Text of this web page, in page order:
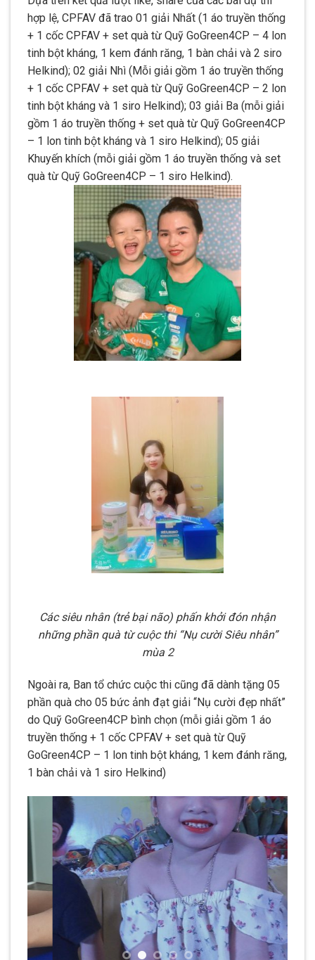
hợp lệ, CPFAV đã trao 01 giải Nhất (1 áo truyền thống
+ 1 cốc CPFAV + set quà từ Quỹ GoGreen4CP – 4 lon
tinh bột kháng, 1 kem đánh răng, 1 bàn chải và 2 siro
Helkind); 02 giải Nhì (Mỗi giải gồm 1 áo truyền thống
+ 1 cốc CPFAV + set quà từ Quỹ GoGreen4CP – 2 lon
tinh bột kháng và 1 siro Helkind); 03 giải Ba (mỗi giải
gồm 1 áo truyền thống + set quà từ Quỹ GoGreen4CP
– 1 lon tinh bột kháng và 1 siro Helkind); 05 giải
Khuyến khích (mỗi giải gồm 1 áo truyền thống và set
quà từ Quỹ GoGreen4CP – 1 siro Helkind).
Các siêu nhân (trẻ bại não) phấn khởi đón nhận
những phần quà từ cuộc thi “Nụ cười Siêu nhân”
mùa 2
Ngoài ra, Ban tổ chức cuộc thi cũng đã dành tặng 05
phần quà cho 05 bức ảnh đạt giải “Nụ cười đẹp nhất”
do Quỹ GoGreen4CP bình chọn (mỗi giải gồm 1 áo
truyền thống + 1 cốc CPFAV + set quà từ Quỹ
GoGreen4CP – 1 lon tinh bột kháng, 1 kem đánh răng,
1 bàn chải và 1 siro Helkind)